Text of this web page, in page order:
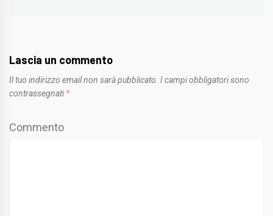
Lascia un commento
Il tuo indirizzo email non sarà pubblicato. I campi obbligatori sono
contrassegnati *
Commento